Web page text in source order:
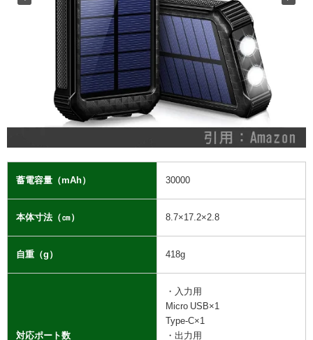
蓄電容量（mAh） 30000
本体寸法（㎝） 8.7×17.2×2.8
自重（g） 418g
対応ポート数
・
入力用
Micro USB×1
Type-C×1
・出力用